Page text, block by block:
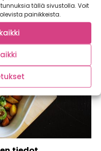
tällä sivustolla. Voit
painikkeista.